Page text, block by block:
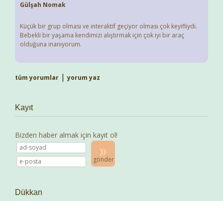
Gülşah Nomak
Küçük bir grup olması ve interaktif geçiyor olması çok keyifliydi.
Bebekli bir yaşama kendimizi alıştırmak için çok iyi bir araç
olduğuna inanıyorum.
tüm yorumlar |yorum yaz
Kayıt
Bizden haber almak için kayıt ol!
gönder
Dükkan